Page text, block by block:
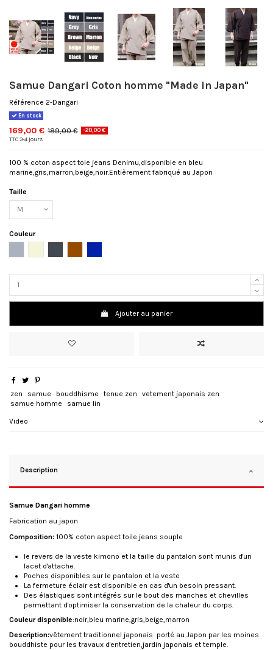
Samue Dangari Coton homme "Made in Japan"
Référence 2-Dangari
En stock
169,00 € 189,00 € -20,00 €
TTC3-4 jours
100 % coton aspect tole jeans Denimu,disponible en bleu
marine,gris,marron,beige,noir.Entièrement fabriqué au Japon
Taille
Couleur
Ajouter au panier
zen samue bouddhisme tenue zen
vetement japonais zen
samue homme
samue lin
Video
Description
Samue Dangari homme
Fabrication au japon
Composition: 100% coton aspect toile jeans souple
le revers de la veste kimono et la taille du pantalon sont munis d'un
lacet d'attache.
Poches disponibles sur le pantalon et la veste
La fermeture éclair est disponible en cas d'un besoin pressant.
Des élastiques sont intégrés sur le bout des manches et chevilles
permettant d'optimiser la conservation de la chaleur du corps.
Couleur disponible:noir,bleu marine,gris,beige,marron
Description:vêtement traditionnel japonais porté au Japon par les moines
bouddhiste pour les travaux d'entretien,jardin japonais et temple.